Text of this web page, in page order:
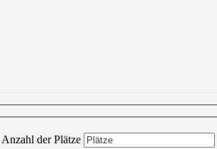
Anzahl der Plätze